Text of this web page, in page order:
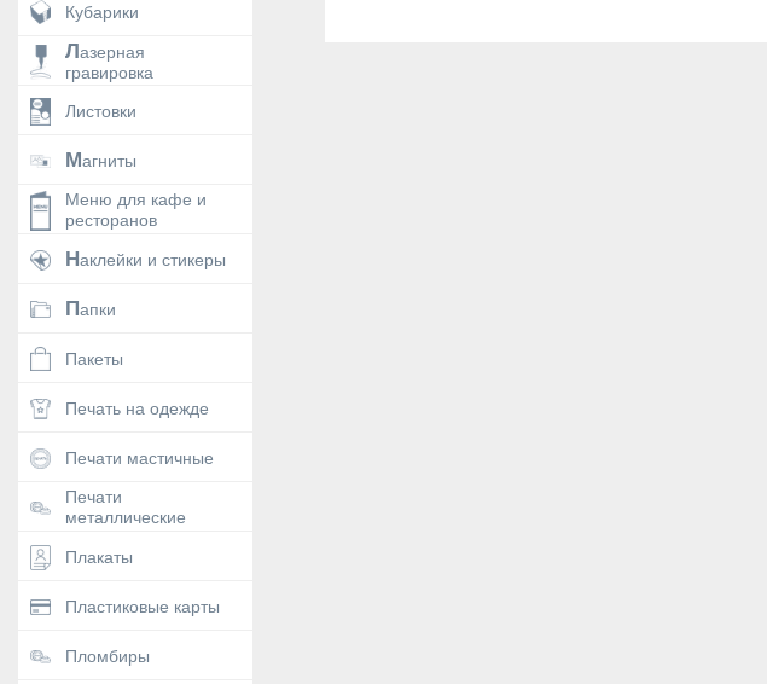
Кубарики
Лазерная
гравировка
Листовки
Магниты
Меню для кафе и
ресторанов
Наклейки и стикеры
Папки
Пакеты
Печать на одежде
Печати мастичные
Печати
металлические
Плакаты
Пластиковые карты
Пломбиры